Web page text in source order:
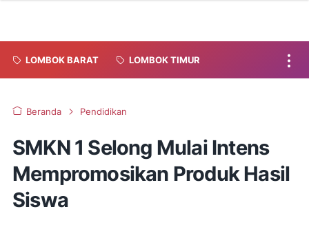
LOMBOK BARAT LOMBOK TIMUR
Beranda Pendidikan
SMKN 1 Selong Mulai Intens
Mempromosikan Produk Hasil
Siswa